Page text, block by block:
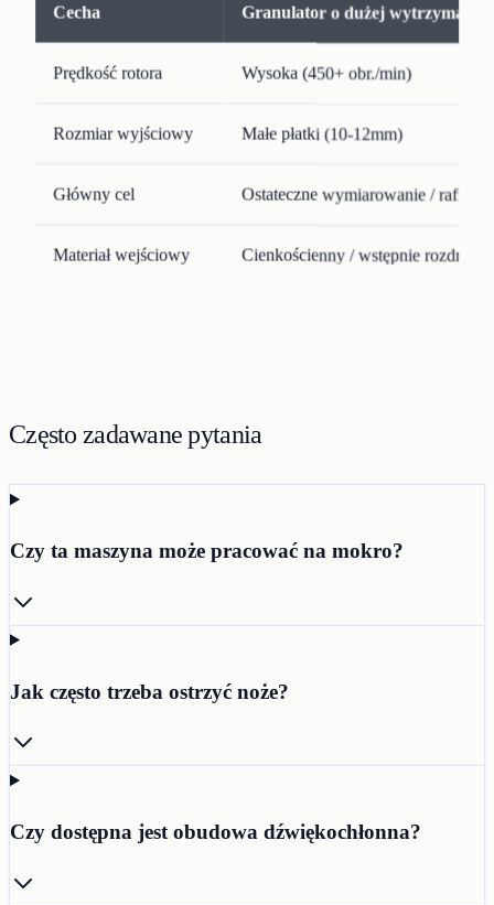
Cecha Granulator o dużej
Prędkość rotora Wysoka (450+ obr./min)
Rozmiar wyjściowy Małe płatki (10-12mm)
Główny cel Ostateczne wymiarowanie /
Materiał wejściowy Cienkościenny / wstępnie
Często zadawane pytania
Czy ta maszyna może pracować na mokro?
Jak często trzeba ostrzyć noże?
Czy dostępna jest obudowa dźwiękochłonna?